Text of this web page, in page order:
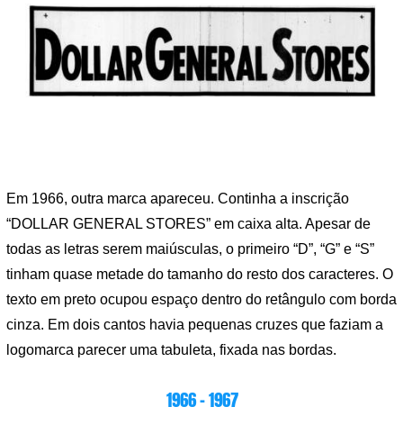
Em 1966, outra marca apareceu. Continha a inscrição
“DOLLAR GENERAL STORES” em caixa alta. Apesar de
todas as letras serem maiúsculas, o primeiro “D”, “G” e “S”
tinham quase metade do tamanho do resto dos caracteres. O
texto em preto ocupou espaço dentro do retângulo com borda
cinza. Em dois cantos havia pequenas cruzes que faziam a
logomarca parecer uma tabuleta, fixada nas bordas.
1966 – 1967